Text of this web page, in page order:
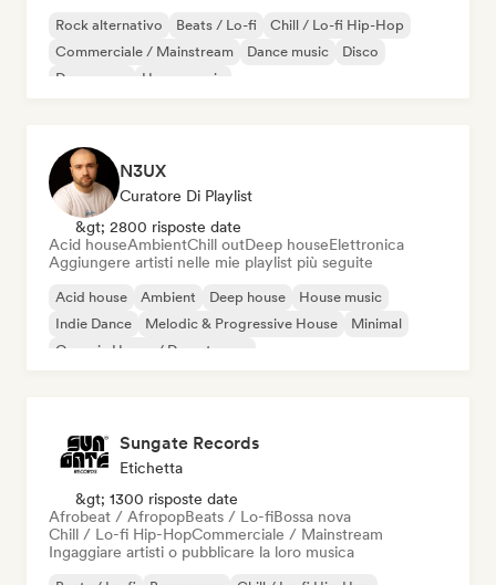
Rock alternativo Beats / Lo-fi
Chill / Lo-fi Hip-Hop
Commerciale / Mainstream
Dance music
Disco
Dream pop
House music
N3UX
Curatore Di Playlist
&gt; 2800 risposte date
Acid houseAmbientChill outDeep houseElettronica
Aggiungere artisti nelle mie playlist più seguite
Acid house Ambient Deep house
House music
Indie Dance
Melodic & Progressive House
Minimal
Organic House / Downtempo
Sungate Records
Etichetta
&gt; 1300 risposte date
Afrobeat / AfropopBeats / Lo-fiBossa nova
Chill / Lo-fi Hip-HopCommerciale / Mainstream
Ingaggiare artisti o pubblicare la loro musica